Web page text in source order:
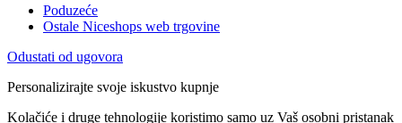
Poduzeće
Ostale Niceshops web trgovine
Odustati od ugovora
Personalizirajte svoje iskustvo kupnje
Kolačiće i druge tehnologije koristimo samo uz Vaš osobni pristanak